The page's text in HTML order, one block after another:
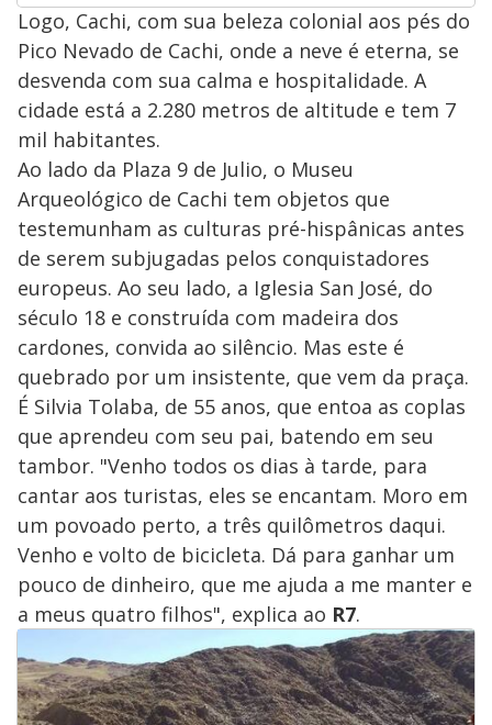
Logo, Cachi, com sua beleza colonial aos pés do
Pico Nevado de Cachi, onde a neve é eterna, se
desvenda com sua calma e hospitalidade. A
cidade está a 2.280 metros de altitude e tem 7
mil habitantes.
Ao lado da Plaza 9 de Julio, o Museu
Arqueológico de Cachi tem objetos que
testemunham as culturas pré-hispânicas antes
de serem subjugadas pelos conquistadores
europeus. Ao seu lado, a Iglesia San José, do
século 18 e construída com madeira dos
cardones, convida ao silêncio. Mas este é
quebrado por um insistente, que vem da praça.
É Silvia Tolaba, de 55 anos, que entoa as coplas
que aprendeu com seu pai, batendo em seu
tambor. "Venho todos os dias à tarde, para
cantar aos turistas, eles se encantam. Moro em
um povoado perto, a três quilômetros daqui.
Venho e volto de bicicleta. Dá para ganhar um
pouco de dinheiro, que me ajuda a me manter e
a meus quatro filhos", explica ao R7.